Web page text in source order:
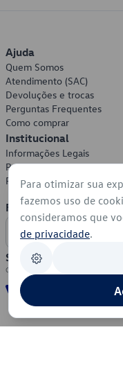
Ajuda
Quem Somos
Atendimento (SAC)
Devoluções e trocas
Perguntas Frequentes
Como comprar
Institucional
Informações Legais
Política de Privacidade
Política de Cookies
Formas de Pagamento
Segurança
Para otimizar sua
fazemos uso de
consideramos que
de privacidade.